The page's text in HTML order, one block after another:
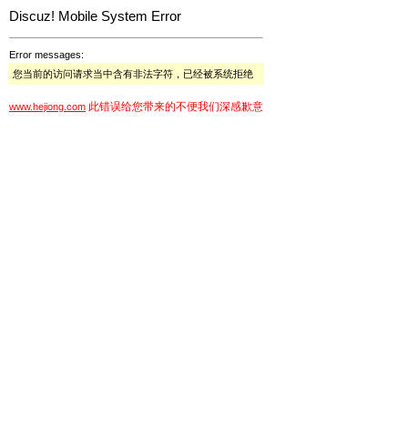
Discuz! Mobile System Error
Error messages:
您当前的访问请求当中含有非法字符，已经被系统拒绝
www.hejiong.com 此错误给您带来的不便我们深感歉意